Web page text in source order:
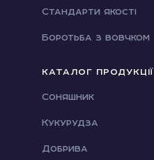
Стандарти якості
Боротьба з вовчком
КАТАЛОГ ПРОДУКЦІЇ
Соняшник
Кукурудза
Добрива